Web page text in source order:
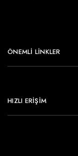
ÖNEMLI LINKLER
HIZLI ERİŞİM